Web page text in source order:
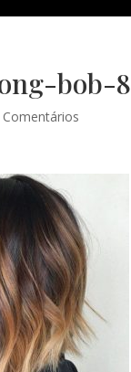
bob-8
Comentários